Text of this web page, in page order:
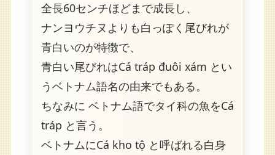
全長60センチほどまで成長し、
ナンヨウチヌよりも白っぽく尾びれが
青白いのが特徴で、
青白い尾びれはCá tráp đuôi xám とい
うベトナム語名の由来でもある。
ちなみに ベトナム語でタイ科の魚をCá
tráp と言う。
ベトナムにCá kho tộ と呼ばれる白身